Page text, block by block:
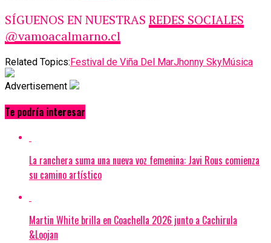
SÍGUENOS EN NUESTRAS REDES SOCIALES
@vamoacalmarno.cl
Related Topics:Festival de Viña Del MarJhonny SkyMúsica
Advertisement
Te podría interesar
La ranchera suma una nueva voz femenina: Javi Rous comienza
su camino artístico
Martin White brilla en Coachella 2026 junto a Cachirula
&Loojan